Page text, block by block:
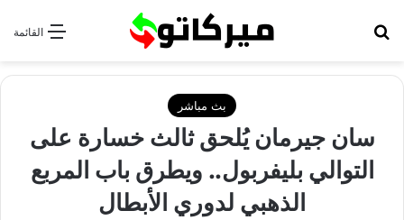
القائمة
بث مباشر
سان جيرمان يُلحق ثالث خسارة على
التوالي بليفربول.. ويطرق باب المربع
الذهبي لدوري الأبطال